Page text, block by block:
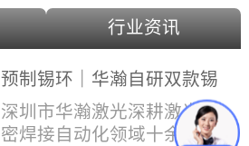
行业资讯
预制锡环｜华瀚自研双款锡
环机，实现焊点标准化量产
深圳市华瀚激光深耕激光精
密焊接自动化领域十余年，